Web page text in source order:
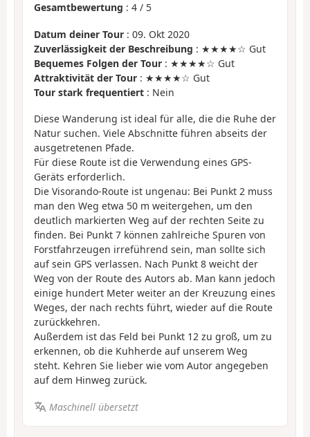
Gesamtbewertung : 4 / 5
Datum deiner Tour : 09. Okt 2020
Zuverlässigkeit der Beschreibung : ★★★★☆ Gut
Bequemes Folgen der Tour : ★★★★☆ Gut
Attraktivität der Tour : ★★★★☆ Gut
Tour stark frequentiert : Nein
Diese Wanderung ist ideal für alle, die die Ruhe der
Natur suchen. Viele Abschnitte führen abseits der
ausgetretenen Pfade.
Für diese Route ist die Verwendung eines GPS-
Geräts erforderlich.
Die Visorando-Route ist ungenau: Bei Punkt 2 muss
man den Weg etwa 50 m weitergehen, um den
deutlich markierten Weg auf der rechten Seite zu
finden. Bei Punkt 7 können zahlreiche Spuren von
Forstfahrzeugen irreführend sein, man sollte sich
auf sein GPS verlassen. Nach Punkt 8 weicht der
Weg von der Route des Autors ab. Man kann jedoch
einige hundert Meter weiter an der Kreuzung eines
Weges, der nach rechts führt, wieder auf die Route
zurückkehren.
Außerdem ist das Feld bei Punkt 12 zu groß, um zu
erkennen, ob die Kuhherde auf unserem Weg
steht. Kehren Sie lieber wie vom Autor angegeben
auf dem Hinweg zurück.
Maschinell übersetzt